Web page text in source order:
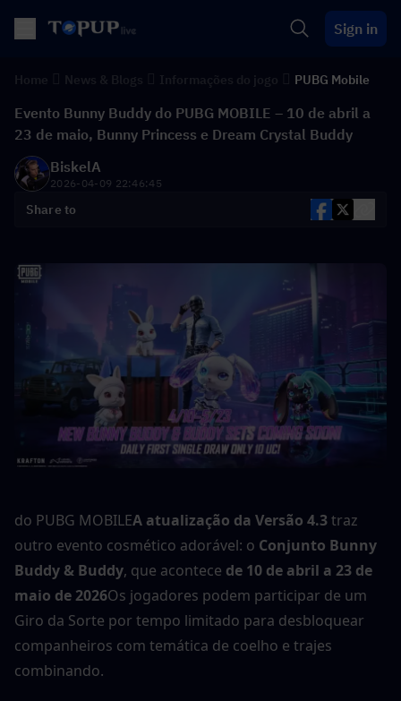
Sign in
PUBG Mobile
Evento Bunny Buddy do PUBG MOBILE – 10 de abril a
23 de maio, Bunny Princess e Dream Crystal Buddy
BiskelA
2026-04-09 22:46:45
Share to
do PUBG MOBILEA atualização da Versão 4.3 traz
outro evento cosmético adorável: o Conjunto Bunny
Buddy & Buddy, que acontece de 10 de abril a 23 de
maio de 2026Os jogadores podem participar de um
Giro da Sorte por tempo limitado para desbloquear
companheiros com temática de coelho e trajes
combinando.